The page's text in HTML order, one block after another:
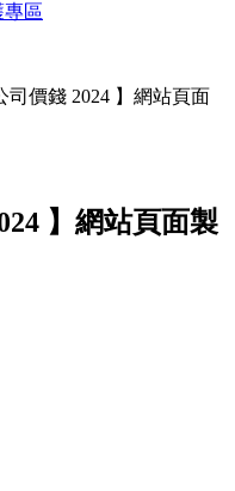
區
司價錢 2024 】網站頁面
】網站頁面製